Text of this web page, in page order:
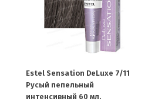
Estel Sensation DeLuxe 7/11
Русый пепельный
интенсивный 60 мл.